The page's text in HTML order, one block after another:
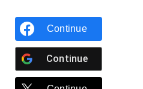
Continue
Continue